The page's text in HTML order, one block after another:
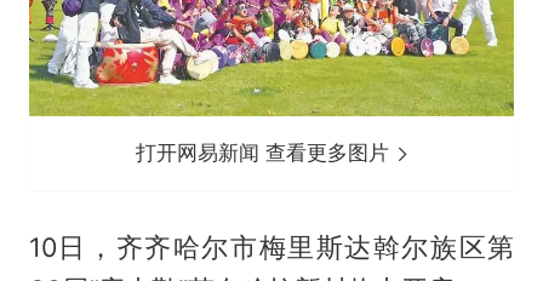
打开网易新闻 查看更多图片
10日，齐齐哈尔市梅里斯达斡尔族区第